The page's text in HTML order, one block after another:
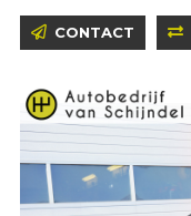
CONTACT